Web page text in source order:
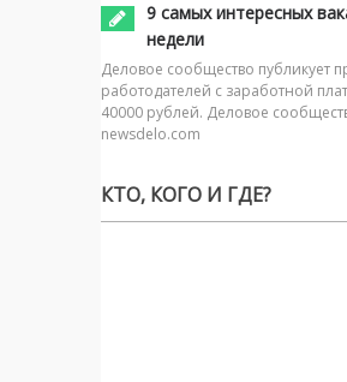
9 самых интересных
недели
Деловое сообщество публикует
работодателей с заработной
40000 рублей. Деловое
newsdelo.com
КТО, КОГО И ГДЕ?